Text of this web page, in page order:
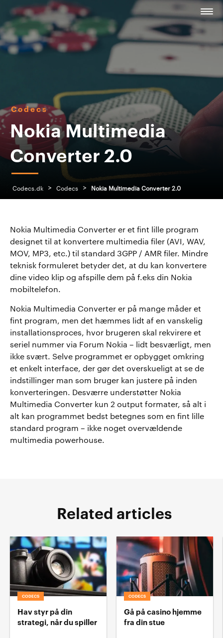
Codecs
Nokia Multimedia
Converter 2.0
Codecs.dk > Codecs > Nokia Multimedia Converter 2.0
Nokia Multimedia Converter er et fint lille program
designet til at konvertere multimedia filer (AVI, WAV,
MOV, MP3, etc.) til standard 3GPP / AMR filer. Mindre
teknisk formuleret betyder det, at du kan konvertere
dine video klip og afspille dem på f.eks din Nokia
mobiltelefon.
Nokia Multimedia Converter er på mange måder et
fint program, men det hæmmes lidt af en vanskelig
installationsproces, hvor brugeren skal rekvirere et
seriel nummer via Forum Nokia – lidt besværligt, men
ikke svært. Selve programmet er opbygget omkring
et enkelt interface, der gør det overskueligt at se de
indstillinger man som bruger kan justere på inden
konverteringen. Desværre understøtter Nokia
Multimedia Converter kun 2 output formater, så alt i
alt kan programmet bedst betegnes som en fint lille
standard program – ikke noget overvældende
multimedia powerhouse.
Related articles
CODECS
Hav styr på din
strategi, når du spiller
CODECS
Gå på casino hjemme
fra din stue